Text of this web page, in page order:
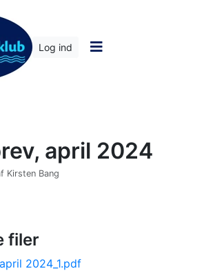
Log ind
april 2024
Kirsten Bang
filer
2024_1.pdf